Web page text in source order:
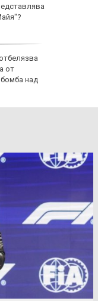
от
над